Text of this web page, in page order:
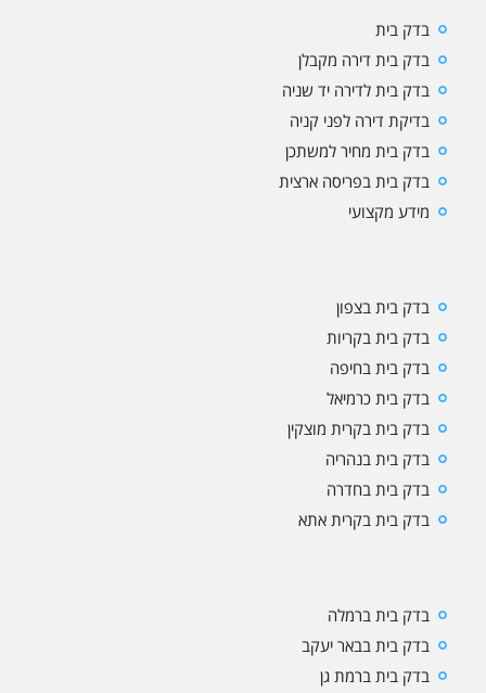
בדק בית
בדק בית דירה מקבלן
בדק בית לדירה יד שניה
בדיקת דירה לפני קניה
בדק בית מחיר למשתכן
בדק בית בפריסה ארצית
מידע מקצועי
בדק בית בצפון
בדק בית בקריות
בדק בית בחיפה
בדק בית כרמיאל
בדק בית בקרית מוצקין
בדק בית בנהריה
בדק בית בחדרה
בדק בית בקרית אתא
בדק בית ברמלה
בדק בית בבאר יעקב
בדק בית ברמת גן